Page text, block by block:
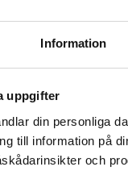
Information
uppgifter
din personliga
till information på
och
September